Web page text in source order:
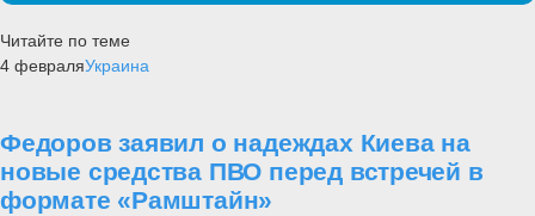
Читайте по теме
4 февраляУкраина
Федоров заявил о надеждах Киева на
новые средства ПВО перед встречей в
формате «Рамштайн»